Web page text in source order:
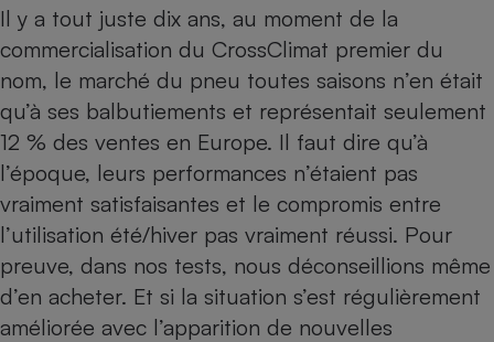
Il y a tout juste dix ans, au moment de la
commercialisation du CrossClimat premier du
nom, le marché du pneu toutes saisons n’en était
qu’à ses balbutiements et représentait seulement
12 % des ventes en Europe. Il faut dire qu’à
l’époque, leurs performances n’étaient pas
vraiment satisfaisantes et le compromis entre
l’utilisation été/hiver pas vraiment réussi. Pour
preuve, dans nos tests, nous déconseillions même
d’en acheter. Et si la situation s’est régulièrement
améliorée avec l’apparition de nouvelles
Climatiseur -
Ventilateur
Cafetière à expressos
Antivirus